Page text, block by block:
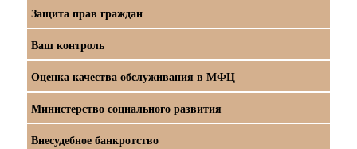
Защита прав граждан
Ваш контроль
Оценка качества обслуживания в МФЦ
Министерство социального развития
Внесудебное банкротство